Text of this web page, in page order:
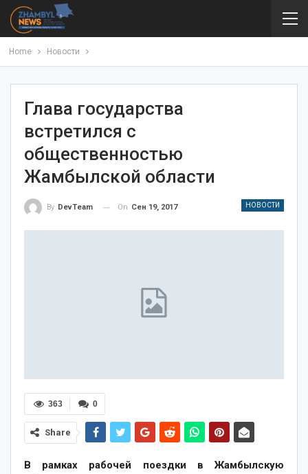
Home Новости
Глава государства
встретился с
общественностью
Жамбылской области
НОВОСТИ
By DevTeam On Сен 19, 2017
0
363
Share
В рамках рабочей поездки в Жамбылскую